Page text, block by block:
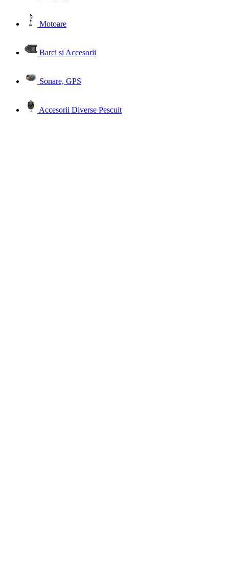
Motoare
Barci si Accesorii
Sonare, GPS
Accesorii Diverse Pescuit